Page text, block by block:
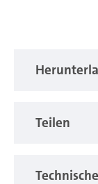
nach alle
desTeilen